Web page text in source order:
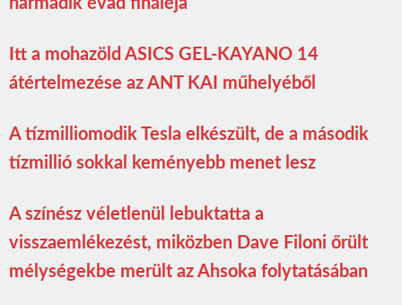
harmadik évad fináléja
Itt a mohazöld ASICS GEL-KAYANO 14
átértelmezése az ANT KAI műhelyéből
A tízmilliomodik Tesla elkészült, de a második
tízmillió sokkal keményebb menet lesz
A színész véletlenül lebuktatta a
visszaemlékezést, miközben Dave Filoni őrült
mélységekbe merült az Ahsoka folytatásában